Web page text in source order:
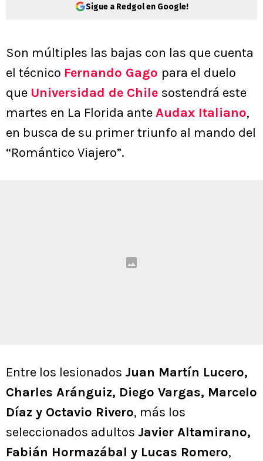
Sigue a Redgol en Google!
Son múltiples las bajas con las que cuenta
el técnico Fernando Gago para el duelo
que Universidad de Chile sostendrá este
martes en La Florida anteAudax Italiano,
en busca de su primer triunfo al mando del
“Romántico Viajero”.
Entre los lesionados Juan Martín Lucero,
Charles Aránguiz, Diego Vargas, Marcelo
Díaz y Octavio Rivero, más los
seleccionados adultos Javier Altamirano,
Fabián Hormazábal y Lucas Romero,